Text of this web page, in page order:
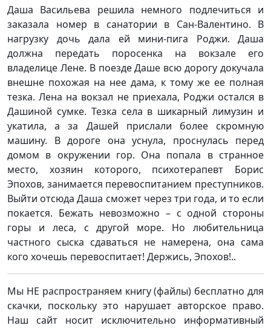
Даша Васильева решила немного подлечиться и
заказала номер в санатории в Сан-Валентино. В
нагрузку дочь дала ей мини-пига Роджи. Даша
должна передать поросенка на вокзале его
владелице Лене. В поезде Даше всю дорогу докучала
внешне похожая на нее дама, к тому же ее полная
тезка. Лена на вокзал не приехала, Роджи остался в
Дашиной сумке. Тезка села в шикарный лимузин и
укатила, а за Дашей прислали более скромную
машину. В дороге она уснула, проснулась перед
домом в окружении гор. Она попала в странное
место, хозяин которого, психотерапевт Борис
Эпохов, занимается перевоспитанием преступников.
Выйти отсюда Даша сможет через три года, и то если
покается. Бежать невозможно – с одной стороны
горы и леса, с другой море. Но любительница
частного сыска сдаваться не намерена, она сама
кого хочешь перевоспитает! Держись, Эпохов!..
Мы НЕ распространяем книгу (файлы) бесплатно для
скачки, поскольку это нарушает авторское право.
Наш сайт носит исключительно информативный